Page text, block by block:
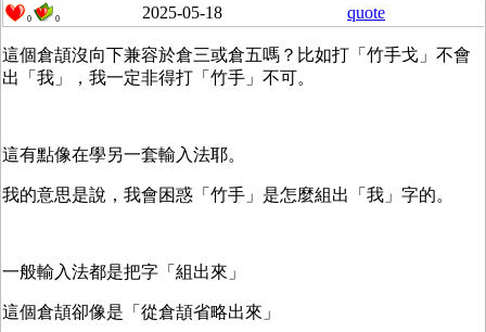
0 0 2025-05-18 quote
這個倉頡沒向下兼容於倉三或倉五嗎？比如打「竹手戈」不會
出「我」，我一定非得打「竹手」不可。
這有點像在學另一套輸入法耶。
我的意思是說，我會困惑「竹手」是怎麼組出「我」字的。
一般輸入法都是把字「組出來」
這個倉頡卻像是「從倉頡省略出來」